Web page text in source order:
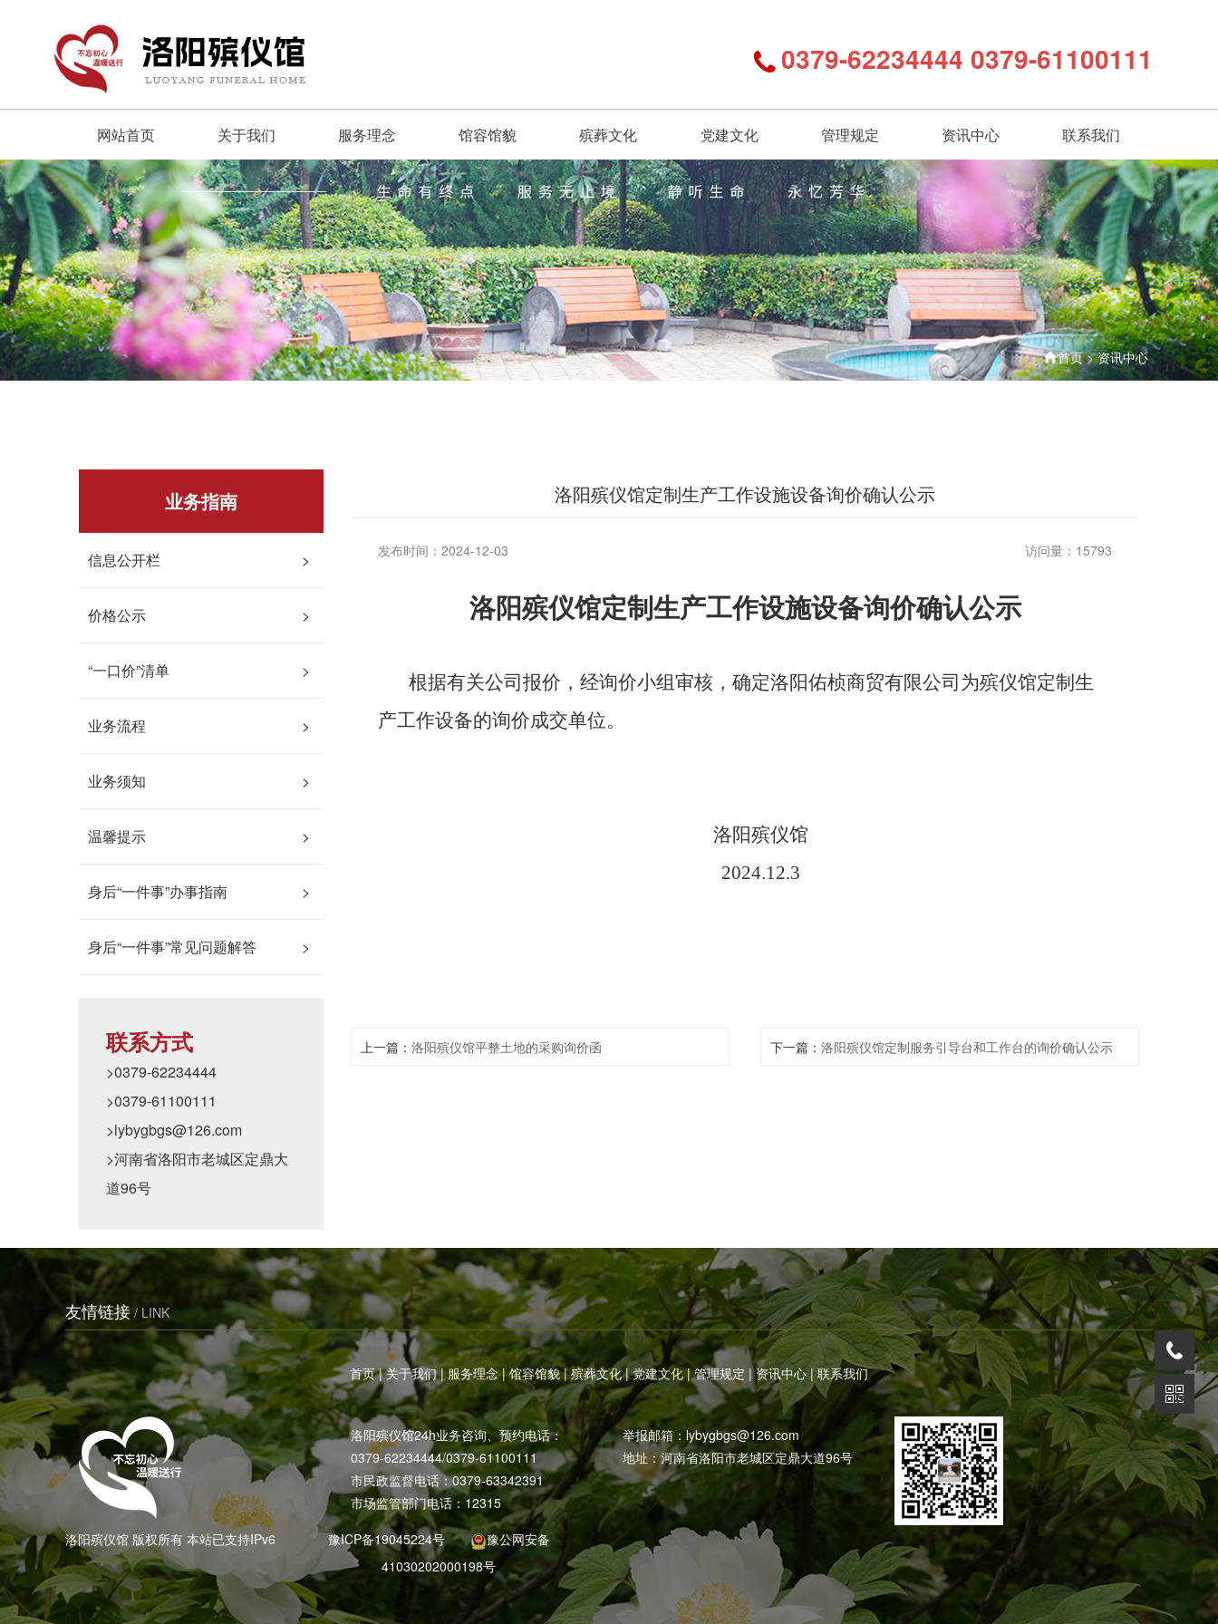
0379-62234444 0379-61100111
网站首页 关于我们 服务理念 馆容馆貌 殡葬文化 党建文化 管理规定 资讯中心 联系我们
首页>资讯中心
业务指南
>
信息公开栏
>
价格公示
>
“一口价”清单
>
业务流程
>
业务须知
>
温馨提示
>
身后“一件事”办事指南
>
身后“一件事”常见问题解答
联系方式
>0379-62234444
>0379-61100111
>lybygbgs@126.com
>河南省洛阳市老城区定鼎大
道96号
洛阳殡仪馆定制生产工作设施设备询价确认公示
发布时间：2024-12-03 访问量：15793
洛阳殡仪馆定制生产工作设施设备询价确认公示
根据有关公司报价，经询价小组审核，确定洛阳佑桢商贸有限公司 为殡仪馆定制生
产工作设备的询价成交单位。
洛阳殡仪馆
2024.12.3
上一篇： 洛阳殡仪馆平整土地的采购询价函 下一篇：洛阳殡仪馆定制服务引导台和工作台的询价确认公示
友情链接 / LINK
首页|关于我们|服务理念|馆容馆貌|殡葬文化|党建文化|管理规定 | 资讯中心|联系我们
洛阳殡仪馆24h业务咨询、预约电话：
0379-62234444/0379-61100111
市民政监督电话：0379-63342391
市场监管部门电话：12315
举报邮箱： lybygbgs@126.com
地址：河南省洛阳市老城区定鼎大道96号
洛阳殡仪馆 版权所有 本站已支持IPv6 豫ICP备19045224号
豫公网安备
41030202000198号